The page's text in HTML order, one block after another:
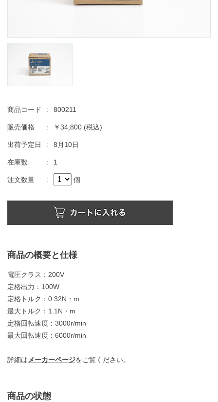
商品コード : 800211
販売価格 : ￥34,800 (税込)
出荷予定日 : 8月10日
在庫数 : 1
注文数量 : 個
商品の概要と仕様
電圧クラス：200V
定格出力：100W
定格トルク：0.32N・m
最大トルク：1.1N・m
定格回転速度：3000r/min
最大回転速度：6000r/min
詳細はメーカーページをご覧ください。
商品の状態